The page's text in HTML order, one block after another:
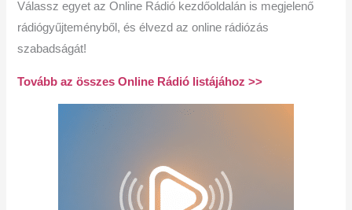
Válassz egyet az Online Rádió kezdőoldalán is megjelenő
rádiógyűjteményből, és élvezd az online rádiózás
szabadságát!
Tovább az összes Online Rádió listájához >>